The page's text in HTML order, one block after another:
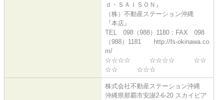
ｄ・ＳＡＩＳＯＮ』
（株）不動産ステーション沖縄
『本店』
TEL 098（988）1180：FAX 098
（988）1181 http://fs-okinawa.co
m/
☆☆☆☆ ☆☆☆☆ ☆☆
☆☆ ☆☆☆
株式会社不動産ステーション沖縄
沖縄県那覇市安謝2-6-20 スカイピア